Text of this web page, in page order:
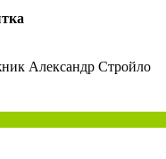
Александр Стройло